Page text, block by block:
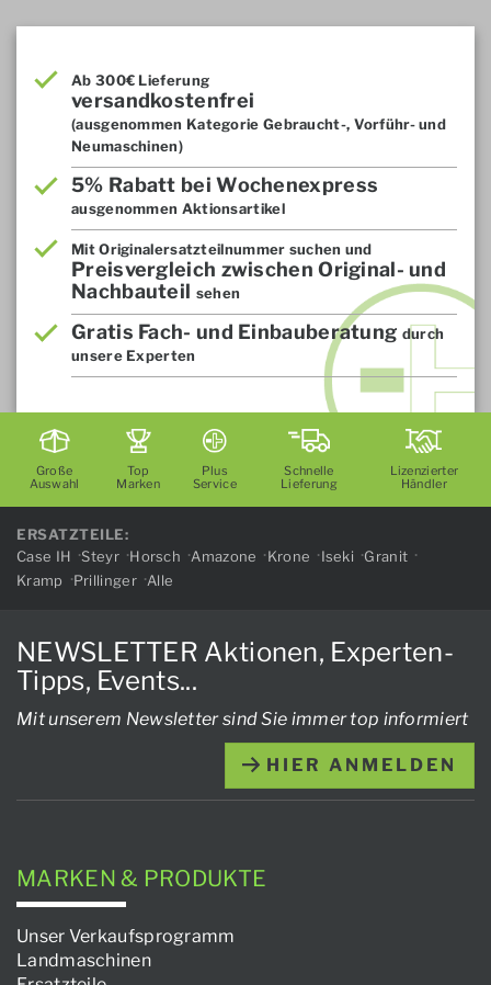
Ab 300€ Lieferung
versandkostenfrei
(ausgenommen Kategorie Gebraucht-, Vorführ- und
Neumaschinen)
5% Rabatt bei Wochenexpress
ausgenommen Aktionsartikel
Mit Originalersatzteilnummer suchen und
Preisvergleich zwischen Original- und
Nachbauteil sehen
Gratis Fach- und Einbauberatung durch
unsere Experten
Große
Auswahl
Top
Marken
Plus
Service
Schnelle
Lieferung
Lizenzierter
Händler
ERSATZTEILE:
Case IH
Steyr Horsch Amazone Krone Iseki
Granit
Kramp
Prillinger Alle
NEWSLETTER Aktionen, Experten-
Tipps, Events...
Mit unserem Newsletter sind Sie immer top informiert
HIER ANMELDEN
MARKEN & PRODUKTE
Unser Verkaufsprogramm
Landmaschinen